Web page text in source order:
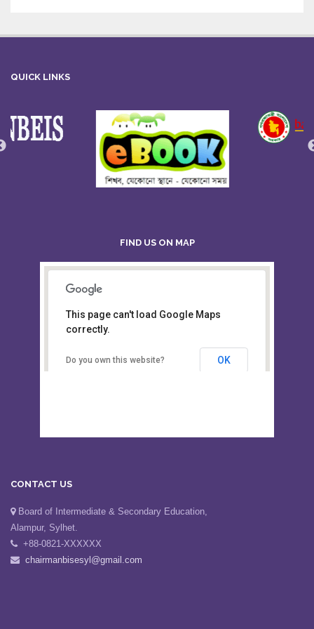
QUICK LINKS
FIND US ON MAP
Board of Intermediate &
Secondary Education, Alampur,
This page can't load Google Maps
correctly.
Do you own this website? OK
CONTACT US
Board of Intermediate & Secondary Education,
Alampur, Sylhet.
+88-0821-XXXXXX
chairmanbisesyl@gmail.com